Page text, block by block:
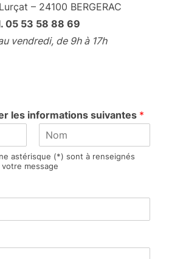
– 24100 BERGERAC
05 53 58 88 69
vendredi, de 9h à 17h
les informations suivantes *
o
m
astérisque (*) sont à renseignés
message